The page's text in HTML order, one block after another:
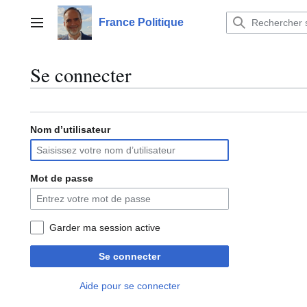
contenuMenu principalFrance Politique
Se connecter
Nom d’utilisateur
Mot de passe
Garder ma session active
Se connecter
Aide pour se connecter